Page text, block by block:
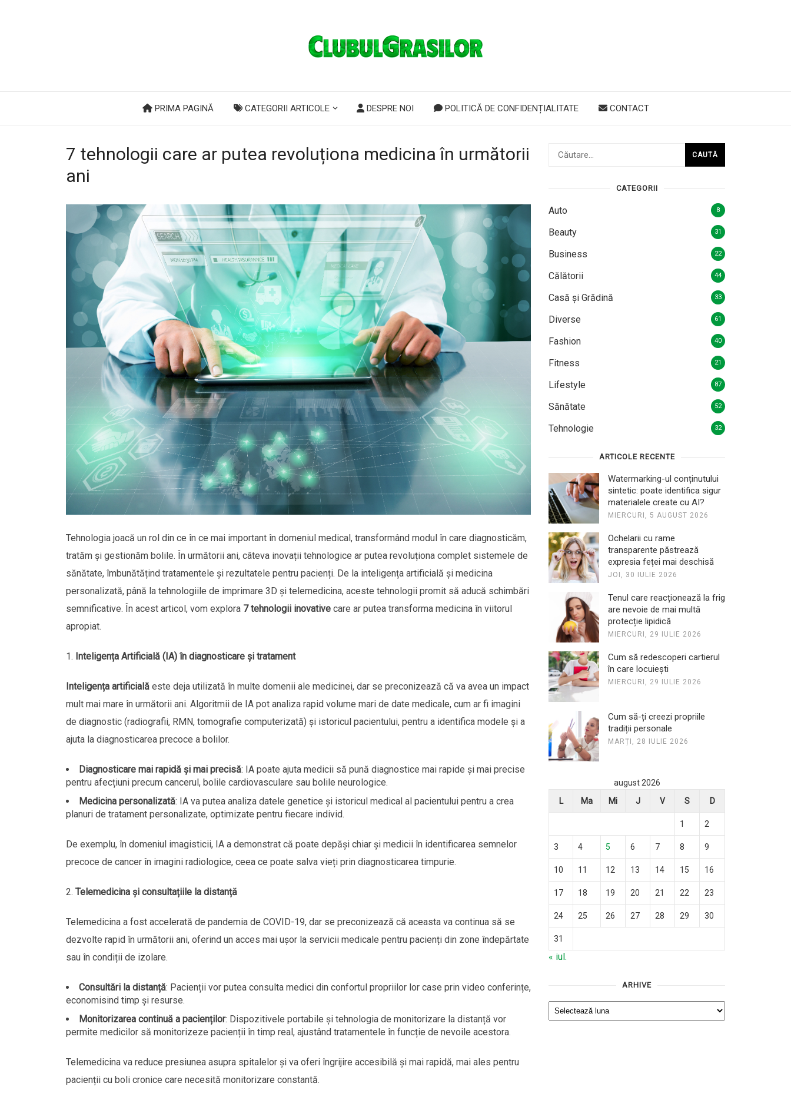
PRIMA PAGINĂ CATEGORII ARTICOLE DESPRE NOI POLITICĂ DE CONFIDENȚIALITATE CONTACT
7 tehnologii care ar putea revoluționa medicina în următorii
ani
Tehnologia joacă un rol din ce în ce mai important în domeniul medical, transformând modul în care diagnosticăm,
tratăm și gestionăm bolile. În următorii ani, câteva inovații tehnologice ar putea revoluționa complet sistemele de
sănătate, îmbunătățind tratamentele și rezultatele pentru pacienți. De la inteligența artificială și medicina
personalizată, până la tehnologiile de imprimare 3D și telemedicina, aceste tehnologii promit să aducă schimbări
semnificative. În acest articol, vom explora 7 tehnologii inovative care ar putea transforma medicina în viitorul
apropiat.
Inteligența Artificială (IA) în diagnosticare și tratament
Inteligența artificială este deja utilizată în multe domenii ale medicinei, dar se preconizează că va avea un impact
mult mai mare în următorii ani. Algoritmii de IA pot analiza rapid volume mari de date medicale, cum ar fi imagini
de diagnostic (radiografii, RMN, tomografie computerizată) și istoricul pacientului, pentru a identifica modele și a
ajuta la diagnosticarea precoce a bolilor.
Diagnosticare mai rapidă și mai precisă: IA poate ajuta medicii să pună diagnostice mai rapide și mai precise
pentru afecțiuni precum cancerul, bolile cardiovasculare sau bolile neurologice.
Medicina personalizată: IA va putea analiza datele genetice și istoricul medical al pacientului pentru a crea
planuri de tratament personalizate, optimizate pentru fiecare individ.
De exemplu, în domeniul imagisticii, IA a demonstrat că poate depăși chiar și medicii în identificarea semnelor
precoce de cancer în imagini radiologice, ceea ce poate salva vieți prin diagnosticarea timpurie.
Telemedicina și consultațiile la distanță
Telemedicina a fost accelerată de pandemia de COVID-19, dar se preconizează că aceasta va continua să se
dezvolte rapid în următorii ani, oferind un acces mai ușor la servicii medicale pentru pacienți din zone îndepărtate
sau în condiții de izolare.
Consultări la distanță: Pacienții vor putea consulta medici din confortul propriilor lor case prin video conferințe,
economisind timp și resurse.
Monitorizarea continuă a pacienților: Dispozitivele portabile și tehnologia de monitorizare la distanță vor
permite medicilor să monitorizeze pacienții în timp real, ajustând tratamentele în funcție de nevoile acestora.
Telemedicina va reduce presiunea asupra spitalelor și va oferi îngrijire accesibilă și mai rapidă, mai ales pentru
pacienții cu boli cronice care necesită monitorizare constantă.
Caută
după:
CATEGORII
Auto 8
Beauty 31
Business 22
Călătorii 44
Casă și Grădină 33
Diverse 61
Fashion 40
Fitness 21
Lifestyle 87
Sănătate 52
Tehnologie 32
ARTICOLE RECENTE
Watermarking-ul conținutului
sintetic: poate identifica sigur
materialele create cu AI?
MIERCURI, 5 AUGUST 2026
Ochelarii cu rame
transparente păstrează
expresia feței mai deschisă
JOI, 30 IULIE 2026
Tenul care reacționează la frig
are nevoie de mai multă
protecție lipidică
MIERCURI, 29 IULIE 2026
Cum să redescoperi cartierul
în care locuiești
MIERCURI, 29 IULIE 2026
Cum să-ți creezi propriile
tradiții personale
MARȚI, 28 IULIE 2026
august 2026
L
Ma Mi J V S D
1 2
3 4 5 6 7 8 9
10 11 12 13 14 15 16
17 18 19 20 21 22 23
24 25 26 27 28 29 30
31
« iul.
ARHIVE
Arhive